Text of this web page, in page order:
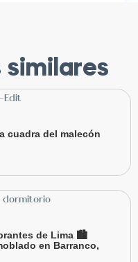
similares
cuadra del malecón
de Lima 🏙️
en Barranco,